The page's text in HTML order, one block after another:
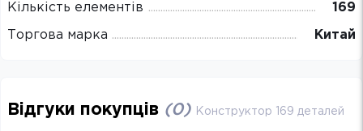
Кількість елементів 169
Торгова марка Китай
Відгуки покупців (0) Конструктор 169 деталей